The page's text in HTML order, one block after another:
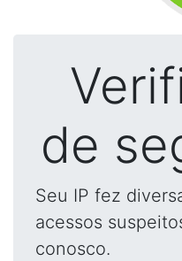
de
Seu IP fez
acessos
conosco.